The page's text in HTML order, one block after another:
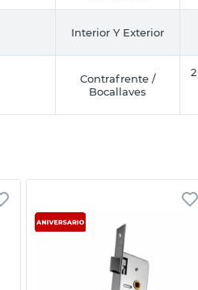
Interior Y Exterior
Contrafrente /
Bocallaves